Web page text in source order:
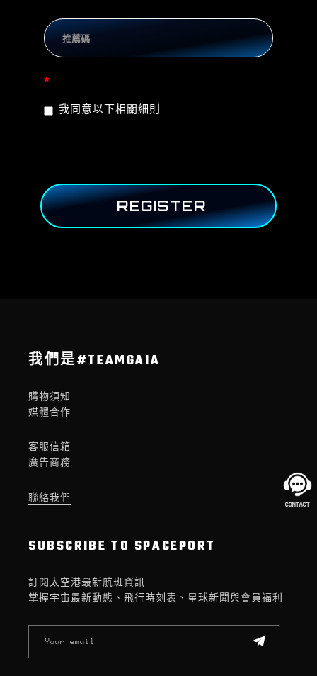
*
我同意以下相關細則
我們是#TEAMGAIA
購物須知
媒體合作
客服信箱
廣告商務
聯絡我們
SUBSCRIBE TO SPACEPORT
訂閱太空港最新航班資訊
掌握宇宙最新動態、飛行時刻表、星球新聞與會員福利